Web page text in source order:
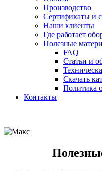
Производство
Сертификаты и
Наши клиенты
Где работает
Полезные
FAQ
Статьи и
Скачать
Политика
Контакты